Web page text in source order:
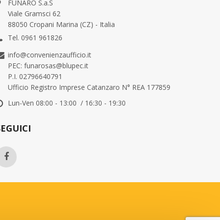
FUNARO S.a.S
Viale Gramsci 62
88050 Cropani Marina (CZ) - Italia
Tel. 0961 961826
info@convenienzaufficio.it
PEC: funarosas@blupec.it
P.I. 02796640791
Ufficio Registro Imprese Catanzaro N° REA 177859
Lun-Ven 08:00 - 13:00 / 16:30 - 19:30
UTILE avana MAIL LITE® SEALED AIR®
Nastro adesivo 50mm x 66m Trasparente PP36NN Eurocel